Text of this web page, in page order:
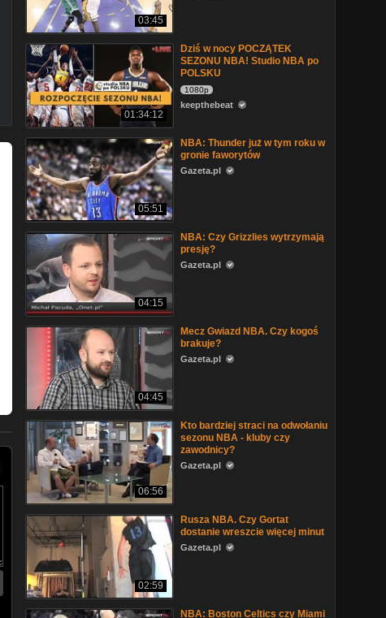
03:45
01:34:12
Dziś w nocy POCZĄTEK
SEZONU NBA! Studio NBA po
POLSKU
1080p
keepthebeat
05:51
NBA: Thunder już w tym roku w
gronie faworytów
Gazeta.pl
04:15
NBA: Czy Grizzlies wytrzymają
presję?
Gazeta.pl
04:45
Mecz Gwiazd NBA. Czy kogoś
brakuje?
Gazeta.pl
06:56
Kto bardziej straci na odwołaniu
sezonu NBA - kluby czy
zawodnicy?
Gazeta.pl
02:59
Rusza NBA. Czy Gortat
dostanie wreszcie więcej minut
Gazeta.pl
NBA: Boston Celtics czy Miami